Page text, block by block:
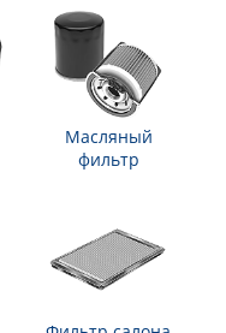
Масляный
фильтр